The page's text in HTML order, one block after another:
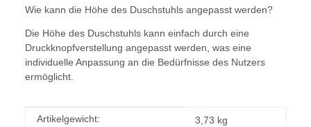
Wie kann die Höhe des Duschstuhls angepasst werden?
Die Höhe des Duschstuhls kann einfach durch eine
Druckknopfverstellung angepasst werden, was eine
individuelle Anpassung an die Bedürfnisse des Nutzers
ermöglicht.
Produkteigenschaft
Wert
Artikelgewicht: 3,73 kg